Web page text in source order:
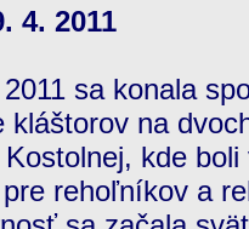
4. 2011
sa konala
kláštorov na
kde
rehoľníkov a